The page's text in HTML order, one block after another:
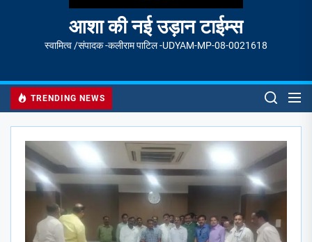
आशा की नई उड़ान टाईम्स
स्वामित्व /संपादक -कलीराम पाटिल -UDYAM-MP-08-0021618
TRENDING NEWS